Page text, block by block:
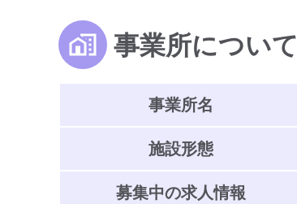
事業所について
事業所名
施設形態
募集中の求人情報